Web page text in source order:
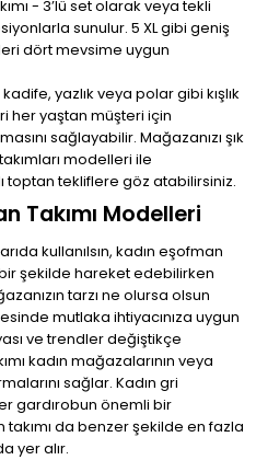
- 3’lü set olarak veya tekli
sunulur. 5 XL gibi geniş
dört mevsime uygun
yazlık veya polar gibi kışlık
her yaştan müşteri için
sağlayabilir. Mağazanızı şık
modelleri ile
toptan tekliflere göz atabilirsiniz.
Takımı Modelleri
kullanılsın, kadın eşofman
şekilde hareket edebilirken
tarzı ne olursa olsun
mutlaka ihtiyacınıza uygun
ve trendler değiştikçe
kadın mağazalarının veya
sağlar. Kadın gri
gardırobun önemli bir
takımı da benzer şekilde en fazla
yer alır.